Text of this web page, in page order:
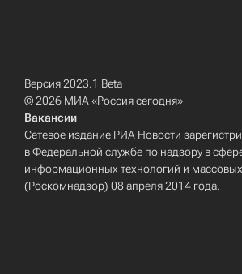
Версия 2023.1 Beta
© 2026 МИА «Россия сегодня»
Вакансии
Сетевое издание РИА Новости
в Федеральной службе по надзору в
информационных технологий и
(Роскомнадзор) 08 апреля 2014 года.